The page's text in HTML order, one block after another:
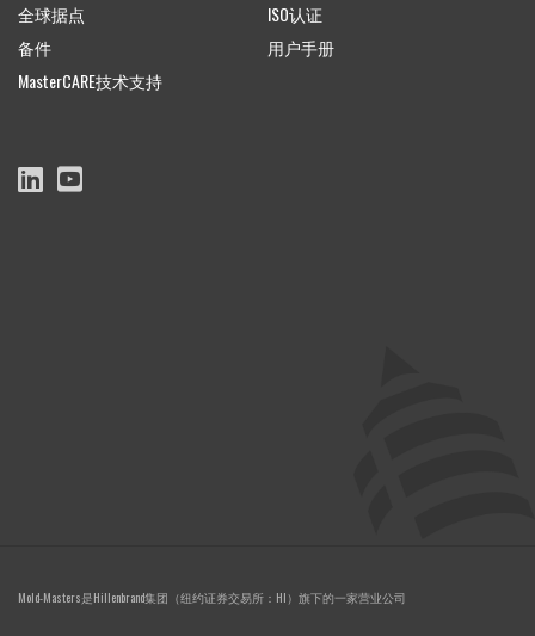
全球据点
备件
MasterCARE技术支持
ISO认证
用户手册
Mold-Masters是Hillenbrand集团（纽约证券交易所：HI）旗下的一家营业公司